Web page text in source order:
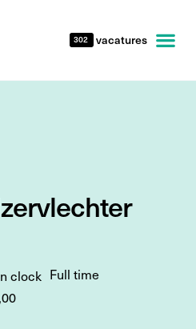
302 vacatures
Full time